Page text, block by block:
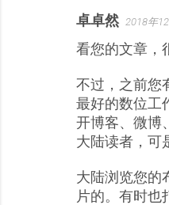
卓卓然 2018年
看您的文章，
不过，之前您
最好的数位工
开博客、微博
大陆读者，可
大陆浏览您的
片的。有时也